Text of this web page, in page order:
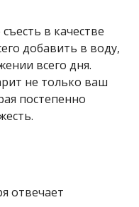
в качестве
добавить в воду,
всего дня.
не только ваш
постепенно
отвечает